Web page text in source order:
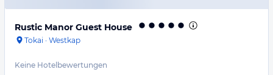
Rustic Manor Guest House
Tokai · Westkap
Keine Hotelbewertungen